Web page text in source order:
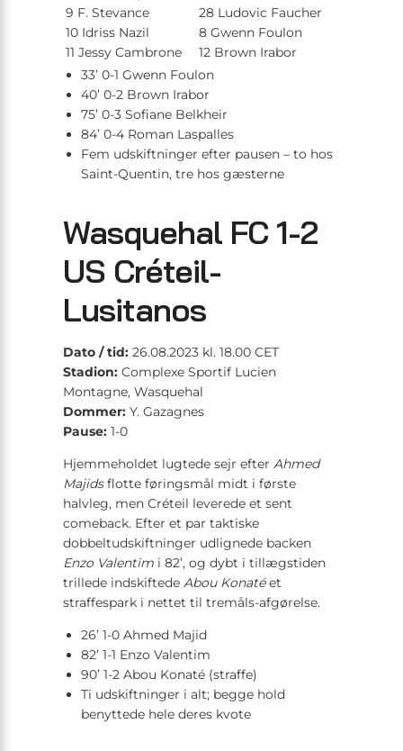
9 F. Stevance
10 Idriss Nazil
11 Jessy Cambrone
28 Ludovic Faucher
8 Gwenn Foulon
12 Brown Irabor
33’ 0-1 Gwenn Foulon
40’ 0-2 Brown Irabor
75’ 0-3 Sofiane Belkheir
84’ 0-4 Roman Laspalles
Fem udskiftninger efter pausen – to hos
Saint-Quentin, tre hos gæsterne
Wasquehal FC 1-2
US Créteil-
Lusitanos
Dato / tid: 26.08.2023 kl. 18.00 CET
Stadion: Complexe Sportif Lucien
Montagne, Wasquehal
Dommer: Y. Gazagnes
Pause: 1-0
Hjemmeholdet lugtede sejr efter Ahmed
Majidsflotte føringsmål midt i første
halvleg, men Créteil leverede et sent
comeback. Efter et par taktiske
dobbeltudskiftninger udlignede backen
Enzo Valentim i 82’, og dybt i tillægstiden
trillede indskiftede Abou Konatéet
straffespark i nettet til tremåls-afgørelse.
26’ 1-0 Ahmed Majid
82’ 1-1 Enzo Valentim
90’ 1-2 Abou Konaté (straffe)
Ti udskiftninger i alt; begge hold
benyttede hele deres kvote